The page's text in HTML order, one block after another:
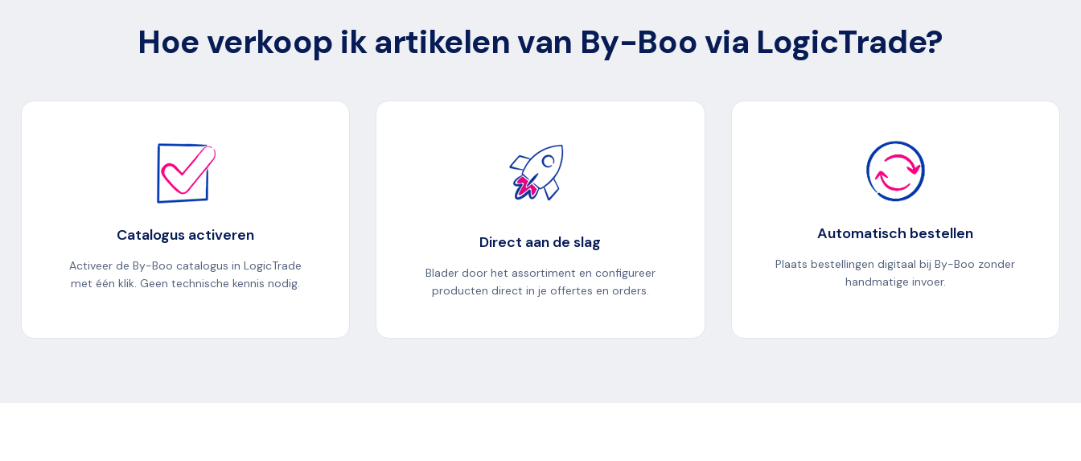
Hoe verkoop ik artikelen van By-Boo via LogicTrade?
Catalogus activeren
Activeer de By-Boo catalogus in LogicTrade
met één klik. Geen technische kennis nodig.
Direct aan de slag
Blader door het assortiment en configureer
producten direct in je offertes en orders.
Automatisch bestellen
Plaats bestellingen digitaal bij By-Boo zonder
handmatige invoer.